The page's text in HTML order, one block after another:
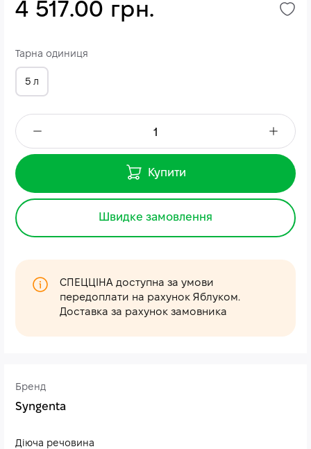
Бренд
Syngenta
Діюча речовина
4 517.00 грн.
Тарна одиниця
5 л
Купити
Швидке замовлення
СПЕЦЦІНА доступна за умови
передоплати на рахунок Яблуком.
Доставка за рахунок замовника